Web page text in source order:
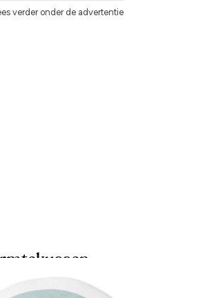
verder onder de advertentie